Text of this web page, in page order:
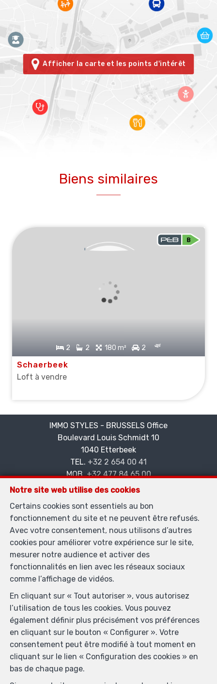
Afficher la carte et les points d'intérêt
Biens similaires
2 2 180 m² 2
VENDU
Schaerbeek
Loft à vendre
Notre site web utilise des cookies
Certains cookies sont essentiels au bon
fonctionnement du site et ne peuvent être refusés.
Avec votre consentement, nous utilisons d’autres
cookies pour améliorer votre expérience sur le site,
mesurer notre audience et activer des
fonctionnalités en lien avec les réseaux sociaux
comme l’affichage de vidéos.
En cliquant sur « Tout autoriser », vous autorisez
l’utilisation de tous les cookies. Vous pouvez
également définir plus précisément vos préférences
en cliquant sur le bouton « Configurer ». Votre
consentement peut être modifié à tout moment en
cliquant sur le lien « Configuration des cookies » en
bas de chaque page.
IMMO STYLES - BRUSSELS Office
—
Boulevard Louis Schmidt 10
—
1040 Etterbeek
TEL. +32 2 654 00 41
—
MOB.+32 477 84 65 00
info@immostyles.be
Agent immobilier agréé IPI sous le numéro 504.982 en
Belgique - N° entreprise : TVA BE 0563.856.842-
Instance de contrôle: Institut professionnel des agents
immobiliers, rue du Luxembourg 16B, 1000 Bruxelles
(+32 2 505 38 50 - info@ipi.be) - Soumis au
déontologique de l’ IPI
RC professionnelle et cautionnement via AXA Belgium
SA, Place du Trône 1, 1000 Bruxelles – police n°
730.390.160. Couverture valable pour les activités
réalisées en Belgique
Charte de la protection de la vie privée